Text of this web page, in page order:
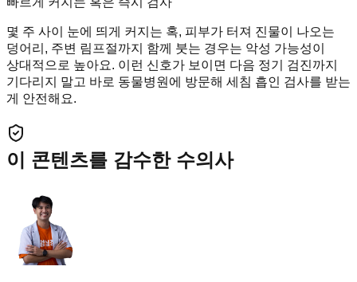
몇 주 사이 눈에 띄게 커지는 혹, 피부가 터져 진물이 나오는
덩어리, 주변 림프절까지 함께 붓는 경우는 악성 가능성이
상대적으로 높아요. 이런 신호가 보이면 다음 정기 검진까지
기다리지 말고 바로 동물병원에 방문해 세침 흡인 검사를 받는
게 안전해요.
이 콘텐츠를 감수한 수의사